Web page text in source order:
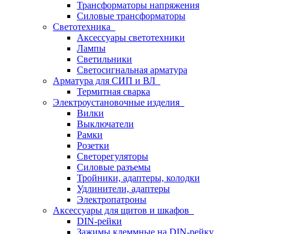
Трансформаторы напряжения
Силовые трансформаторы
Светотехника
Аксессуары светотехники
Лампы
Светильники
Светосигнальная арматура
Арматура для СИП и ВЛ
Термитная сварка
Электроустановочные изделия
Вилки
Выключатели
Рамки
Розетки
Светорегуляторы
Силовые разъемы
Тройники, адаптеры, колодки
Удлинители, адаптеры
Электропатроны
Аксессуары для щитов и шкафов
DIN-рейки
Зажимы клеммные на DIN-рейку